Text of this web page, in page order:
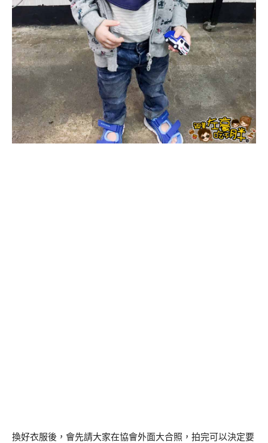
換好衣服後，會先請大家在協會外面大合照，拍完可以決定要